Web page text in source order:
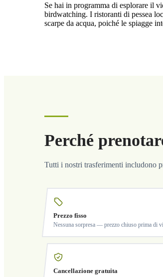
Se hai in programma di esplorare il
birdwatching. I ristoranti di pessea
scarpe da acqua, poiché le spiagge
Perché
Tutti i nostri trasferimenti includono
Prezzo fisso
Nessuna sorpresa — prezzo chiuso prima di
Cancellazione gratuita